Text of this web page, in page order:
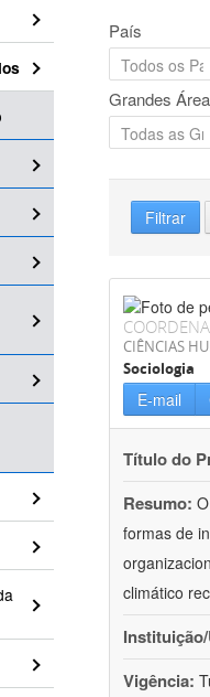
País
Grandes
Filtrar
CIÊNCIAS
Sociologia
E-mail
Título do
Resumo:
formas de
climático
Vigência: